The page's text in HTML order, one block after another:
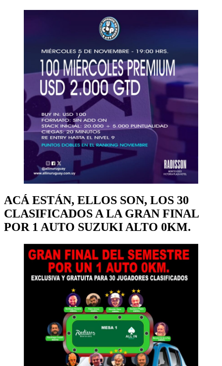
ACÁ ESTÁN, ELLOS SON, LOS 30
CLASIFICADOS A LA GRAN FINAL
POR 1 AUTO SUZUKI ALTO 0KM.